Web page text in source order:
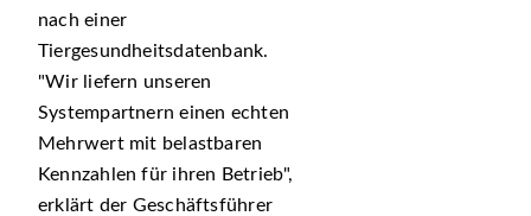
nach einer
Tiergesundheitsdatenbank.
Wir liefern unseren
Systempartnern einen echten
Mehrwert mit belastbaren
Kennzahlen für ihren Betrieb ,
erklärt der Geschäftsführer